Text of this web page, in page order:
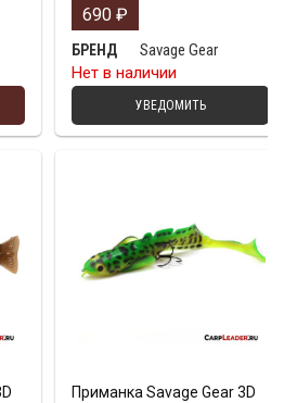
690 ₽
БРЕНД
Savage Gear
Нет в наличии
УВЕДОМИТЬ
Приманка Savage Gear 3D